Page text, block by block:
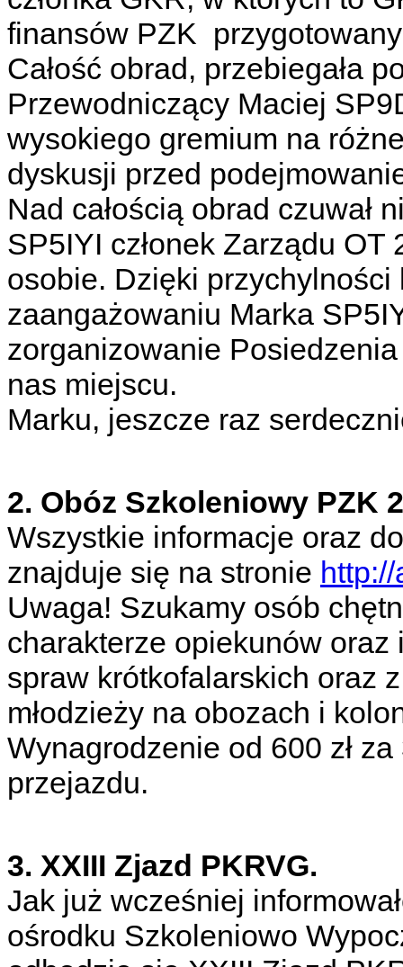
finansów PZK
Całość obrad, przebiegała
Przewodniczący Maciej
wysokiego gremium na
dyskusji przed
Nad całością obrad czuwał
SP5IYI członek Zarządu
osobie. Dzięki
zaangażowaniu Marka
zorganizowanie
nas miejscu.
Marku, jeszcze raz
2. Obóz Szkoleniowy PZK
Wszystkie informacje oraz
znajduje się na stronie
Uwaga! Szukamy osób
charakterze opiekunów
spraw krótkofalarskich oraz
młodzieży na obozach i
Wynagrodzenie od 600 zł
przejazdu.
3. XXIII Zjazd PKRVG.
Jak już wcześniej
ośrodku Szkoleniowo